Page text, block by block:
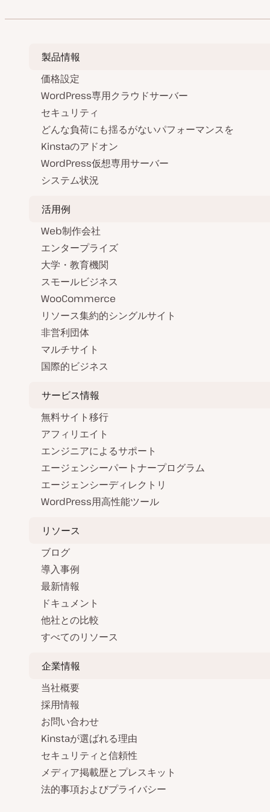
製品情報
価格設定
WordPress専用クラウドサーバー
セキュリティ
どんな負荷にも揺るがないパフォーマンスを
Kinstaのアドオン
WordPress仮想専用サーバー
システム状況
活用例
Web制作会社
エンタープライズ
大学・教育機関
スモールビジネス
WooCommerce
リソース集約的シングルサイト
非営利団体
マルチサイト
国際的ビジネス
サービス情報
無料サイト移行
アフィリエイト
エンジニアによるサポート
エージェンシーパートナープログラム
エージェンシーディレクトリ
WordPress用高性能ツール
リソース
ブログ
導入事例
最新情報
ドキュメント
他社との比較
すべてのリソース
企業情報
当社概要
採用情報
お問い合わせ
Kinstaが選ばれる理由
セキュリティと信頼性
メディア掲載歴とプレスキット
法的事項およびプライバシー